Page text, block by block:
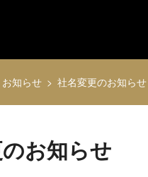
お知らせ 社名変更のお知らせ
お知らせ